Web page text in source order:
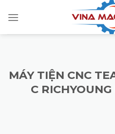
MÁY TIỆN CNC
C